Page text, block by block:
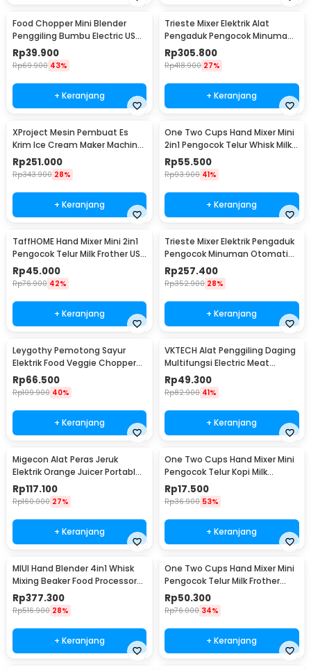
Food Chopper Mini Blender
Penggiling Bumbu Electric USB
Charge 23W 250ml - SR01
Rp39.900
Rp69.900 43%
+ Keranjang
Trieste Mixer Elektrik Alat
Pengaduk Pengocok Minuman
Otomatis 100W - HSM-705S
Rp305.800
Rp418.900 27%
+ Keranjang
XProject Mesin Pembuat Es
Krim Ice Cream Maker Machine
200W - JG-10
Rp251.000
Rp343.900 28%
+ Keranjang
One Two Cups Hand Mixer Mini
2in1 Pengocok Telur Whisk Milk
Frother - HMW15
Rp55.500
Rp93.900 41%
+ Keranjang
TaffHOME Hand Mixer Mini 2in1
Pengocok Telur Milk Frother USB
Charge - HMW1
Rp45.000
Rp76.900 42%
+ Keranjang
Trieste Mixer Elektrik Pengaduk
Pengocok Minuman Otomatis
100W 2300RPM - HSM-705
Rp257.400
Rp352.900 28%
+ Keranjang
Leygothy Pemotong Sayur
Elektrik Food Veggie Chopper
Portable 4in1 - LE40
Rp66.500
Rp109.900 40%
+ Keranjang
VKTECH Alat Penggiling Daging
Multifungsi Electric Meat
Grinder 350ml - MY-01
Rp49.300
Rp82.900 41%
+ Keranjang
Migecon Alat Peras Jeruk
Elektrik Orange Juicer Portable
400ml 45W - MDC1
Rp117.100
Rp160.000 27%
+ Keranjang
One Two Cups Hand Mixer Mini
Pengocok Telur Kopi Milk
Frother Battery - HMP40
Rp17.500
Rp36.900 53%
+ Keranjang
MIUI Hand Blender 4in1 Whisk
Mixing Beaker Food Processor
15000RPM - H1
Rp377.300
Rp516.900 28%
+ Keranjang
One Two Cups Hand Mixer Mini
Pengocok Telur Milk Frother
Double Layer - MFB1501A
Rp50.300
Rp76.000 34%
+ Keranjang